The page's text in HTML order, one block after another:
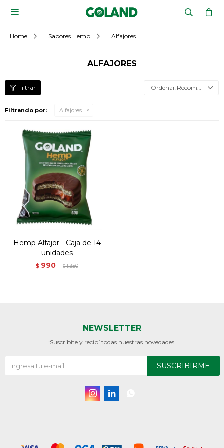

Home Sabores Hemp Alfajores
ALFAJORES
Recomendados
Filtrando por: Alfajores
Hemp Alfajor - Caja de 14
unidades
$ 990 $1.350
NEWSLETTER
¡Suscribite y recibí todas nuestras novedades!
SUSCRIBIRME
 